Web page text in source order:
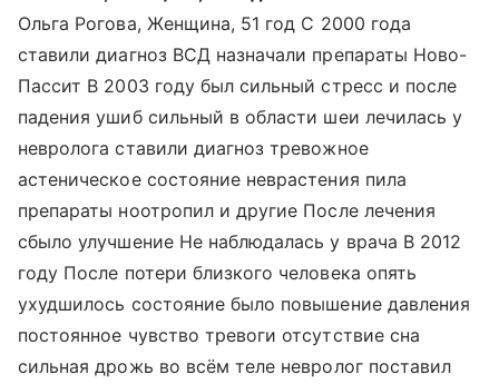
Ольга Рогова, Женщина, 51 год С 2000 года
ставили диагноз ВСД назначали препараты Ново-
Пассит В 2003 году был сильный стресс и после
падения ушиб сильный в области шеи лечилась у
невролога ставили диагноз тревожное
астеническое состояние неврастения пила
препараты ноотропил и другие После лечения
сбыло улучшение Не наблюдалась у врача В 2012
году После потери близкого человека опять
ухудшилось состояние было повышение давления
постоянное чувство тревоги отсутствие сна
сильная дрожь во всём теле невролог поставил